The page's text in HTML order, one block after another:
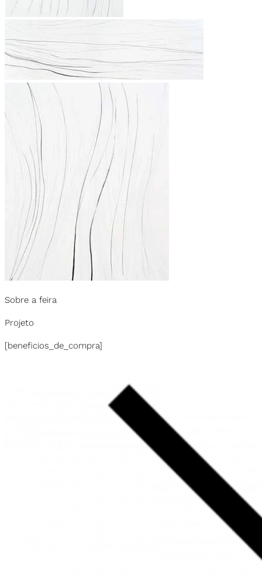
Sobre a feira
Projeto
[beneficios_de_compra]